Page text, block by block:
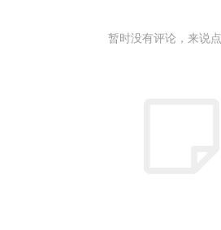
暂时没有评论，来说